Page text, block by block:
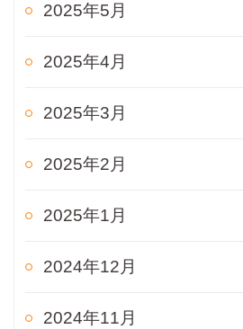
2025年5月
2025年4月
2025年3月
2025年2月
2025年1月
2024年12月
2024年11月